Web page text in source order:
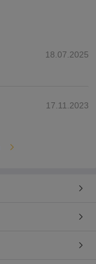
18.07.2025
17.11.2023